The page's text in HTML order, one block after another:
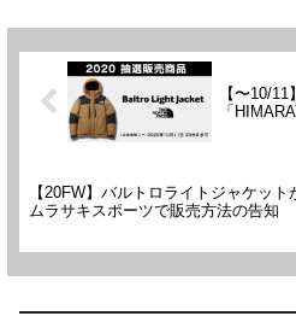
【〜10/
「
【20FW】バルトロライトジャケット
ムラサキスポーツで販売方法の告知